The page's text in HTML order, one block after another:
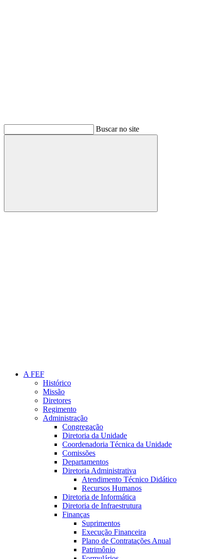
Buscar no site
Buscar
A FEF
Histórico
Missão
Diretores
Regimento
Administração
Congregação
Diretoria da Unidade
Coordenadoria Técnica da Unidade
Comissões
Departamentos
Diretoria Administrativa
Atendimento Técnico Didático
Recursos Humanos
Diretoria de Informática
Diretoria de Infraestrutura
Finanças
Suprimentos
Execução Financeira
Plano de Contratações Anual
Patrimônio